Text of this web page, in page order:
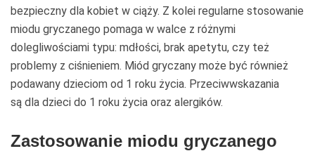
bezpieczny dla kobiet w ciąży. Z kolei regularne stosowanie
miodu gryczanego pomaga w walce z różnymi
dolegliwościami typu: mdłości, brak apetytu, czy też
problemy z ciśnieniem. Miód gryczany może być również
podawany dzieciom od 1 roku życia. Przeciwwskazania
są dla dzieci do 1 roku życia oraz alergików.
Zastosowanie miodu gryczanego